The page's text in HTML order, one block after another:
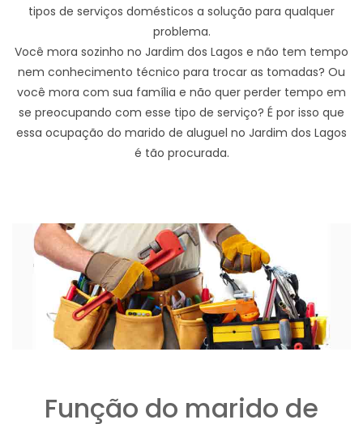
tipos de serviços domésticos a solução para qualquer
problema.
Você mora sozinho no Jardim dos Lagos e não tem tempo
nem conhecimento técnico para trocar as tomadas? Ou
você mora com sua família e não quer perder tempo em
se preocupando com esse tipo de serviço? É por isso que
essa ocupação do marido de aluguel no Jardim dos Lagos
é tão procurada.
Função do marido de